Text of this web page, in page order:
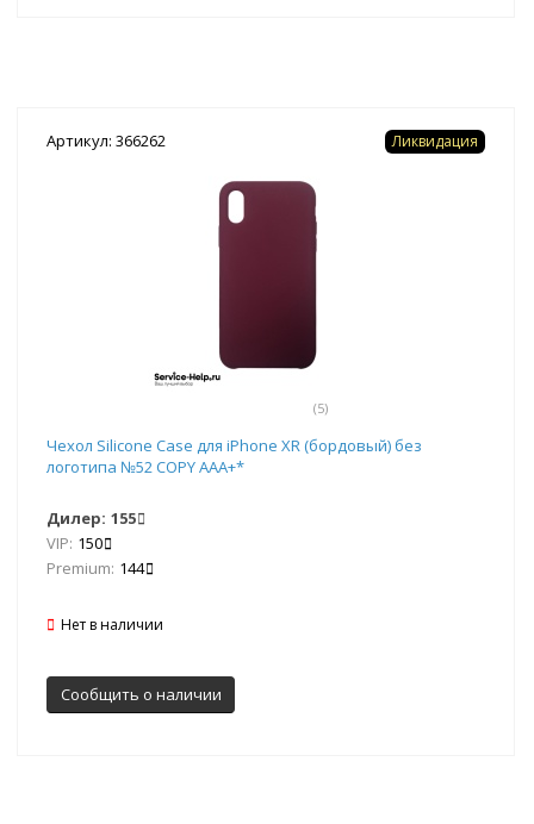
Артикул: 366262
(5)
Ликвидация
Чехол Silicone Case для iPhone XR (бордовый) без
логотипа №52 COPY AAA+*
Дилер: 155
VIP: 150
Premium: 144
Нет в наличии
Сообщить о наличии